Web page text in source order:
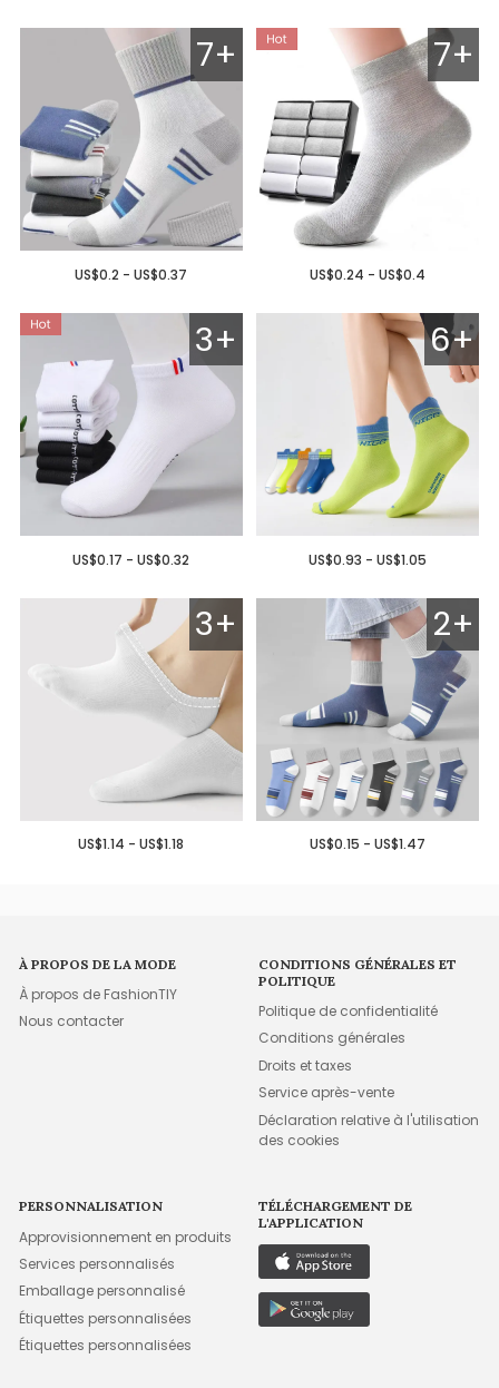
7+
US$0.2 - US$0.37
7+
US$0.24 - US$0.4
3+
US$0.17 - US$0.32
6+
US$0.93 - US$1.05
3+
US$1.14 - US$1.18
2+
US$0.15 - US$1.47
À PROPOS DE LA MODE
À propos de FashionTIY
Nous contacter
CONDITIONS GÉNÉRALES ET
POLITIQUE
Politique de confidentialité
Conditions générales
Droits et taxes
Service après-vente
Déclaration relative à l'utilisation
des cookies
PERSONNALISATION
Approvisionnement en produits
Services personnalisés
Emballage personnalisé
Étiquettes personnalisées
Étiquettes personnalisées
TÉLÉCHARGEMENT DE
L'APPLICATION